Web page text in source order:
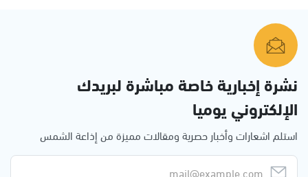
نشرة إخبارية خاصة مباشرة لبريدك
الإلكتروني يوميا
استلم اشعارات وأخبار حصرية ومقالات مميزة من إذاعة الشمس